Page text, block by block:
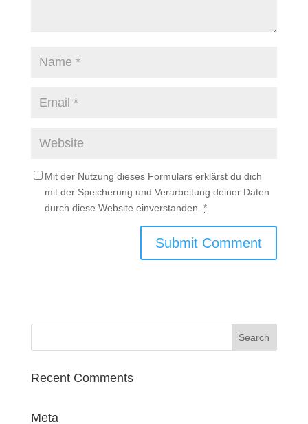
Mit der Nutzung dieses Formulars erklärst du dich
mit der Speicherung und Verarbeitung deiner Daten
durch diese Website einverstanden. *
Recent Comments
Meta